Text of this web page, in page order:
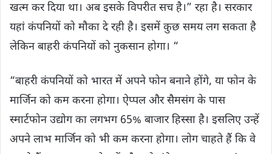
खत्म कर दिया था। अब इसके विपरीत सच है।” रहा है। सरकार
यहां कंपनियों को मौका दे रही है। इसमें कुछ समय लग सकता है
लेकिन बाहरी कंपनियों को नुकसान होगा। “
“बाहरी कंपनियों को भारत में अपने फोन बनाने होंगे, या फोन के
मार्जिन को कम करना होगा। ऐप्पल और सैमसंग के पास
स्मार्टफोन उद्योग का लगभग 65% बाजार हिस्सा है। इसलिए उन्हें
अपने लाभ मार्जिन को भी कम करना होगा। लोग चाहते हैं कि वे